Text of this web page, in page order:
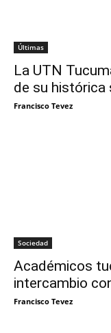
Últimas
La UTN
de su histórica
Francisco Tevez
Sociedad
Académicos
intercambio
Francisco Tevez